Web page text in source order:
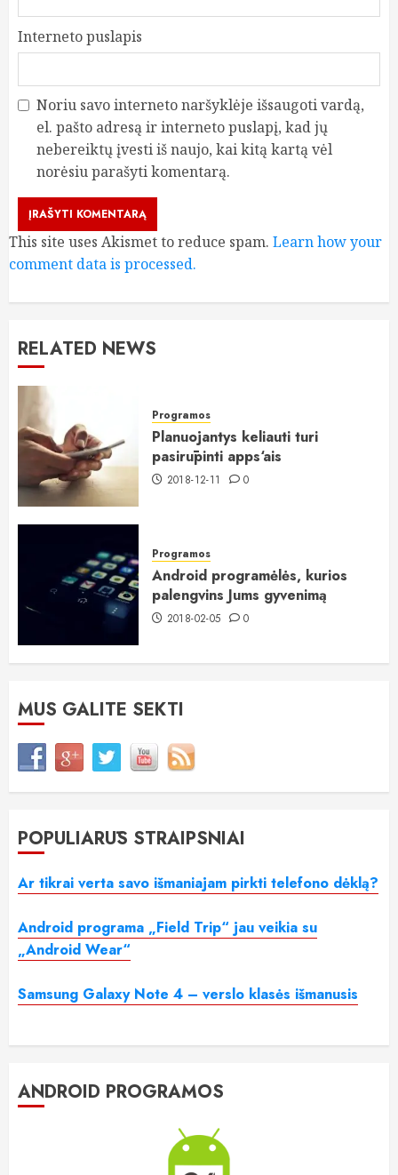
Interneto puslapis
Noriu savo interneto naršyklėje išsaugoti vardą,
el. pašto adresą ir interneto puslapį, kad jų
nebereiktų įvesti iš naujo, kai kitą kartą vėl
norėsiu parašyti komentarą.
This site uses Akismet to reduce spam. Learn how your
comment data is processed.
RELATED NEWS
Programos
Planuojantys keliauti turi
pasirūpinti apps‘ais
2018-12-11 0
Programos
Android programėlės, kurios
palengvins Jums gyvenimą
2018-02-05 0
MUS GALITE SEKTI
POPULIARŪS STRAIPSNIAI
Ar tikrai verta savo išmaniajam pirkti telefono dėklą?
Android programa „Field Trip“ jau veikia su
„Android Wear“
Samsung Galaxy Note 4 – verslo klasės išmanusis
ANDROID PROGRAMOS